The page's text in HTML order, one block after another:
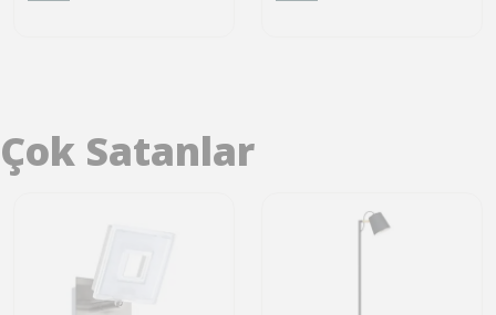
Çok Satanlar